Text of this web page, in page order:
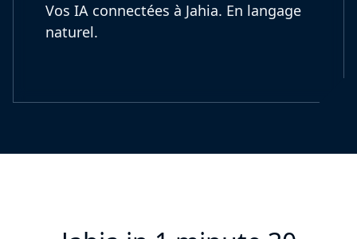
Vos IA connectées à Jahia. En langage
naturel.